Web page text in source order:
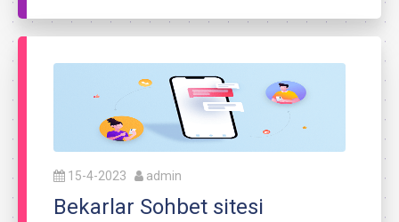
15-4-2023 admin
Bekarlar Sohbet sitesi